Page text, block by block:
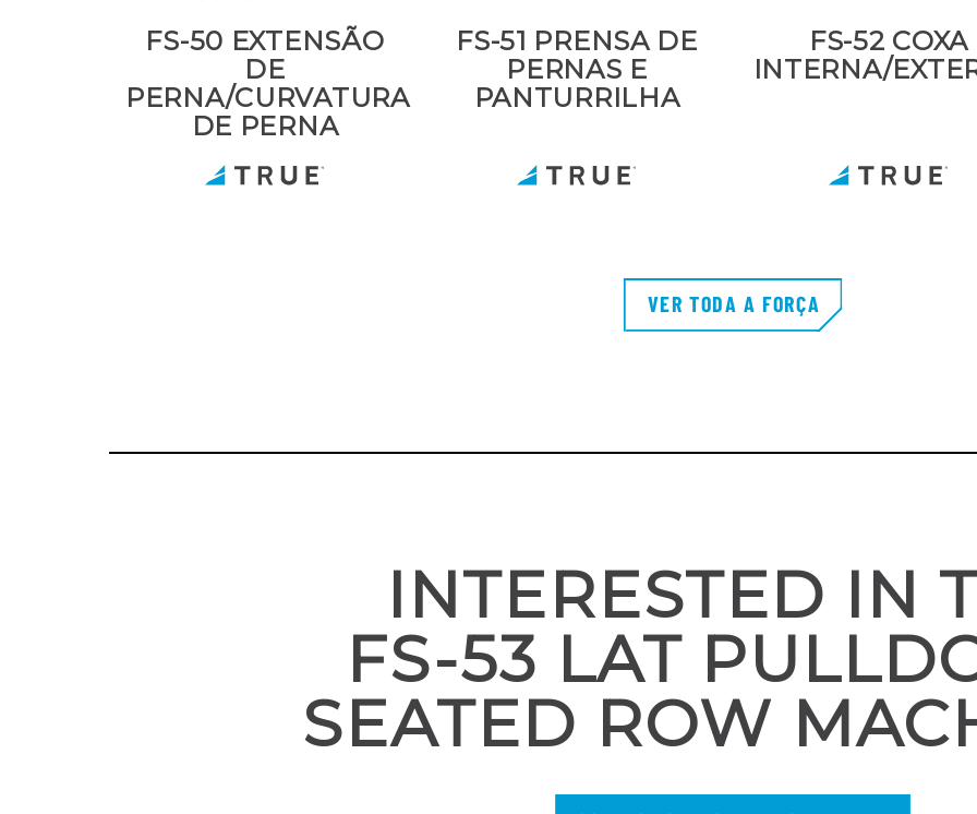
FS-50 EXTENSÃO
DE
PERNA/CURVATURA
DE PERNA
FS-51 PRENSA DE
PERNAS E
PANTURRILHA
FS-52 COXA
INTERNA/
VER TODA A FORÇA
INTERESTED IN
FS-53 LAT
SEATED ROW